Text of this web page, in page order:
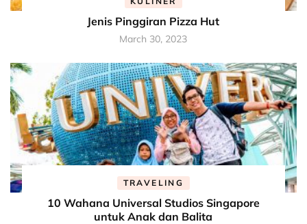
Jenis Pinggiran Pizza Hut
March 30, 2023
TRAVELING
10 Wahana Universal Studios Singapore
untuk Anak dan Balita